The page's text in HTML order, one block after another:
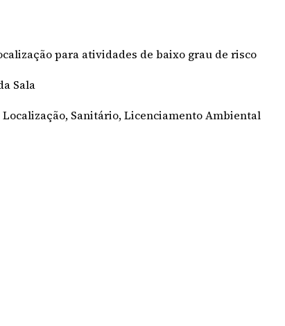
para atividades de baixo grau de risco
Sala
Sanitário, Licenciamento Ambiental